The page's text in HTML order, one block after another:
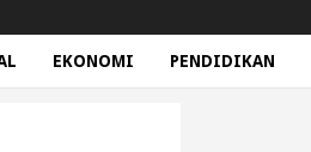
EKONOMI PENDIDIKAN